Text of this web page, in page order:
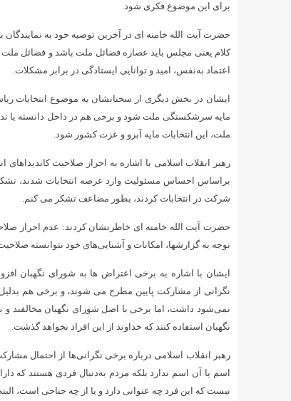
برای این موضوع فکری شود.
حضرت آیت الله خامنه ای در آخرین توصیه خود به
اعتماد به‌نفس، امید و توانایی ایستادگی در برابر مشکلات.
ایشان در بخش دیگری از سخنانشان به موضوع انتخابات
مایه سرشکستگی ملت شود و برخی هم در داخل دانسته یا
ملت، این انتخابات مایه آبرو و عزت کشور شود.
رهبر انقلاب اسلامی با اشاره به احراز صلاحیت
براساس احساس مسئولیت وارد عرصه انتخابات شدند، تشکر
شرکت در انتخابات کردند، بطور مضاعف تشکر می کنم.
حضرت آیت الله خامنه ای خاطرنشان کردند: عدم احراز
توجه به گزارشها، امکانات و آشنایی‌های خود نتوانسته
ایشان با اشاره به برخی اعتراض ها به شورای نگهبان
نگرانی از مشارکت پایین مطرح می شوند، و برخی هم بدلیل
نمی‌شود داشت، اما برخی با اصل شورای نگهبان مخالفند
نگهبان استفاده کنند که خداوند از این افراد نخواهد گذشت.
اسم یا آن اسم ندارد بلکه مردم به‌دنبال فردی هستند که
نیست که این فرد چه عنوانی دارد و یا از چه جناحی است،